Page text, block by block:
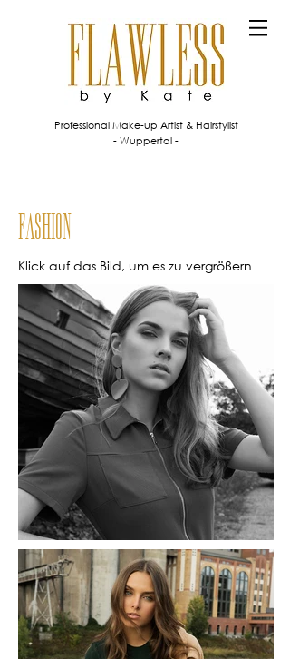
Professional Make-up Artist & Hairstylist
- Wuppertal -
FASHION
Klick auf das Bild, um es zu vergrößern